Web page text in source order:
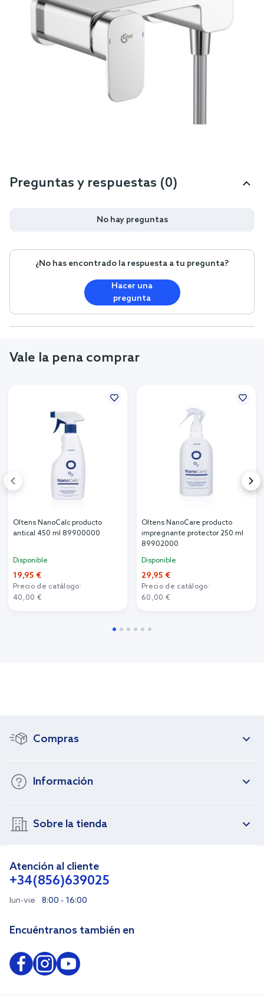
Preguntas y respuestas (0)
No hay preguntas
¿No has encontrado la respuesta a tu pregunta?
Hacer una
pregunta
Vale la pena comprar
Oltens NanoCalc producto
antical 450 ml 89900000
Disponible
19,95 €
Precio de catálogo:
40,00 €
Oltens NanoCare producto
impregnante protector 250 ml
89902000
Disponible
29,95 €
Precio de catálogo:
60,00 €
Compras
Información
Sobre la tienda
Atención al cliente
+34(856)639025
lun-vie 8:00 - 16:00
Encuéntranos también en